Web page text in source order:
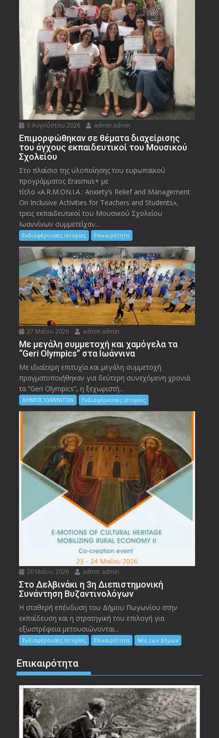
6 Αυγούστου 2026 admin admin
Eπιμορφώθηκαν σε θέματα διαχείρισης
του άγχους εκπαιδευτικοί του Μουσικού
Σχολείου
Στο πλαίσιο της υλοποίησης του ευρωπαϊκού
προγράμματος Erasmus+ με
τίτλο «A.R.M.ON.I.A.: Anxiety’s Relief and Management
On Inclusive Activities for Teachers and Students»,
τρεις εκπαιδευτικοί του Μουσικού Σχολείου
Ιωαννίνων συμμετείχαν...
Ενδιαφέρουσες Ιστορίες Επικαιρότητα
27 Μαΐου 2026 admin admin
Με μεγάλη συμμετοχή και χαμόγελα τα
“Geri Olympics” στα Ιωάννινα
Με ιδιαίτερη επιτυχία και μεγάλη συμμετοχή
πραγματοποιήθηκαν για δεύτερη συνεχόμενη χρονιά
τα “Geri Olympics”, η ξεχωριστή...
ΔΗΜΟΣ ΙΩΑΝΝΙΤΩΝ Ενδιαφέρουσες Ιστορίες
20 Μαΐου 2026 admin admin
Στο Δελβινάκι η 3η Διεπιστημονική
Συνάντηση Βυζαντινολόγων
Η σταθερή επένδυση του Δήμου Πωγωνίου στην
εκπαίδευση και η στρατηγική του επιλογή για
εξωστρέφεια μετουσιώνονται...
Ενδιαφέρουσες Ιστορίες Επικαιρότητα Νέα των Δήμων
Επικαιρότητα